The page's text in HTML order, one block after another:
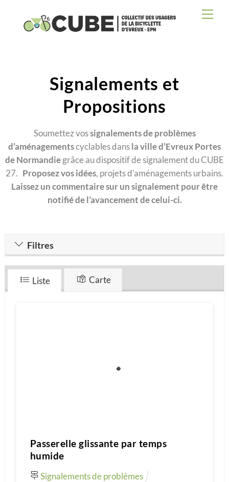
content
Signalements et
Propositions
Soumettez vossignalements de problèmes
d’aménagementscyclables dansla ville d’Evreux Portes
de Normandiegrâce au dispositif de signalement du CUBE
27. Proposez vos idées, projets d’aménagements urbains.
Laissez un commentaire sur un signalement pour être
notifié de l’avancement de celui-ci.
Filtres
Liste Carte
Passerelle glissante par temps
humide
Signalements de problèmes